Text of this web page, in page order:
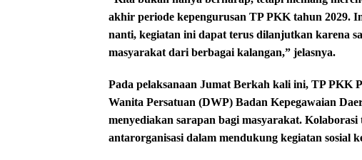
akhir periode kepengurusan TP PKK tahun 2029.
nanti, kegiatan ini dapat terus dilanjutkan karena
masyarakat dari berbagai kalangan,” jelasnya.
Pada pelaksanaan Jumat Berkah kali ini, TP PKK
Wanita Persatuan (DWP) Badan Kepegawaian
menyediakan sarapan bagi masyarakat.
antarorganisasi dalam mendukung kegiatan sosial